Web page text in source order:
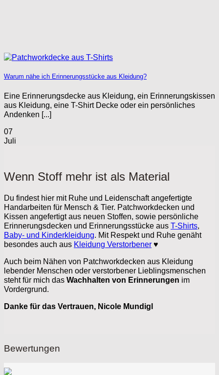
Warum nähe ich Erinnerungsstücke aus Kleidung?
Eine Erinnerungsdecke aus Kleidung, ein Erinnerungskissen
aus Kleidung, eine T-Shirt Decke oder ein persönliches
Andenken [...]
07
Juli
Wenn Stoff mehr ist als Material
Du findest hier mit Ruhe und Leidenschaft angefertigte
Handarbeiten für Mensch & Tier. Patchworkdecken und
Kissen angefertigt aus neuen Stoffen, sowie persönliche
Erinnerungsdecken und Erinnerungsstücke aus T-Shirts,
Baby- und Kinderkleidung. Mit Respekt und Ruhe genäht
besondes auch aus Kleidung Verstorbener ♥
Auch beim Nähen von Patchworkdecken aus Kleidung
lebender Menschen oder verstorbener Lieblingsmenschen
steht für mich das Wachhalten von Erinnerungen im
Vordergrund.
Danke für das Vertrauen, Nicole Mundigl
Bewertungen